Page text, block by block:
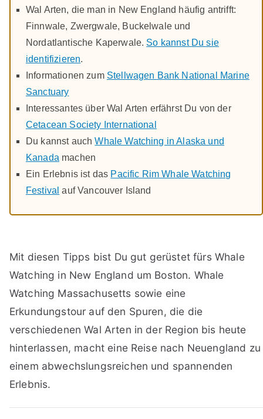
Wal Arten, die man in New England häufig antrifft:
Finnwale, Zwergwale, Buckelwale und
Nordatlantische Kaperwale. So kannst Du sie
identifizieren.
Informationen zum Stellwagen Bank National Marine
Sanctuary
Interessantes über Wal Arten erfährst Du von der
Cetacean Society International
Du kannst auchWhale Watching in Alaska und
Kanada machen
Ein Erlebnis ist das Pacific Rim Whale Watching
Festival auf Vancouver Island
Mit diesen Tipps bist Du gut gerüstet fürs Whale
Watching in New England um Boston. Whale
Watching Massachusetts sowie eine
Erkundungstour auf den Spuren, die die
verschiedenen Wal Arten in der Region bis heute
hinterlassen, macht eine Reise nach Neuengland zu
einem abwechslungsreichen und spannenden
Erlebnis.